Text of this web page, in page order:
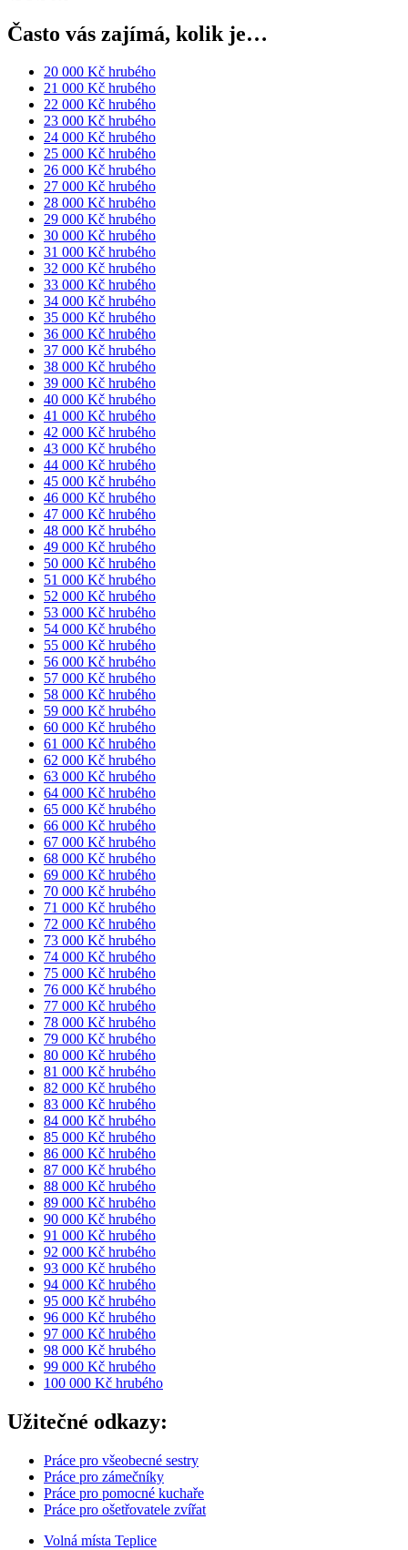
Často vás zajímá, kolik je…
20 000 Kč hrubého
21 000 Kč hrubého
22 000 Kč hrubého
23 000 Kč hrubého
24 000 Kč hrubého
25 000 Kč hrubého
26 000 Kč hrubého
27 000 Kč hrubého
28 000 Kč hrubého
29 000 Kč hrubého
30 000 Kč hrubého
31 000 Kč hrubého
32 000 Kč hrubého
33 000 Kč hrubého
34 000 Kč hrubého
35 000 Kč hrubého
36 000 Kč hrubého
37 000 Kč hrubého
38 000 Kč hrubého
39 000 Kč hrubého
40 000 Kč hrubého
41 000 Kč hrubého
42 000 Kč hrubého
43 000 Kč hrubého
44 000 Kč hrubého
45 000 Kč hrubého
46 000 Kč hrubého
47 000 Kč hrubého
48 000 Kč hrubého
49 000 Kč hrubého
50 000 Kč hrubého
51 000 Kč hrubého
52 000 Kč hrubého
53 000 Kč hrubého
54 000 Kč hrubého
55 000 Kč hrubého
56 000 Kč hrubého
57 000 Kč hrubého
58 000 Kč hrubého
59 000 Kč hrubého
60 000 Kč hrubého
61 000 Kč hrubého
62 000 Kč hrubého
63 000 Kč hrubého
64 000 Kč hrubého
65 000 Kč hrubého
66 000 Kč hrubého
67 000 Kč hrubého
68 000 Kč hrubého
69 000 Kč hrubého
70 000 Kč hrubého
71 000 Kč hrubého
72 000 Kč hrubého
73 000 Kč hrubého
74 000 Kč hrubého
75 000 Kč hrubého
76 000 Kč hrubého
77 000 Kč hrubého
78 000 Kč hrubého
79 000 Kč hrubého
80 000 Kč hrubého
81 000 Kč hrubého
82 000 Kč hrubého
83 000 Kč hrubého
84 000 Kč hrubého
85 000 Kč hrubého
86 000 Kč hrubého
87 000 Kč hrubého
88 000 Kč hrubého
89 000 Kč hrubého
90 000 Kč hrubého
91 000 Kč hrubého
92 000 Kč hrubého
93 000 Kč hrubého
94 000 Kč hrubého
95 000 Kč hrubého
96 000 Kč hrubého
97 000 Kč hrubého
98 000 Kč hrubého
99 000 Kč hrubého
100 000 Kč hrubého
Užitečné odkazy:
Práce pro všeobecné sestry
Práce pro zámečníky
Práce pro pomocné kuchaře
Práce pro ošetřovatele zvířat
Volná místa Teplice